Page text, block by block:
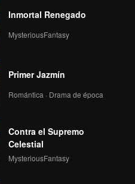
桃花坞收官特辑第1版
Inmortal Renegado
MysteriousFantasy
Primer Jazmín
Romántica · Drama de época
Contra el Supremo
Celestial
MysteriousFantasy